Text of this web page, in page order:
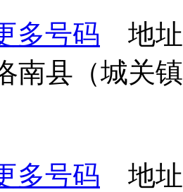
多号码 地址
南县（城关
多号码 地址